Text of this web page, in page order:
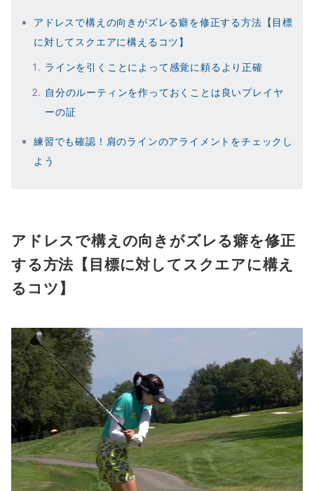
アドレスで構えの向きがズレる癖を修正する方法【目標
に対してスクエアに構えるコツ】
ラインを引くことによって感覚に頼るより正確
自分のルーティンを作っておくことは良いプレイヤ
ーの証
練習でも確認！肩のラインのアライメントをチェックし
よう
アドレスで構えの向きがズレる癖を修正
する方法【目標に対してスクエアに構え
るコツ】